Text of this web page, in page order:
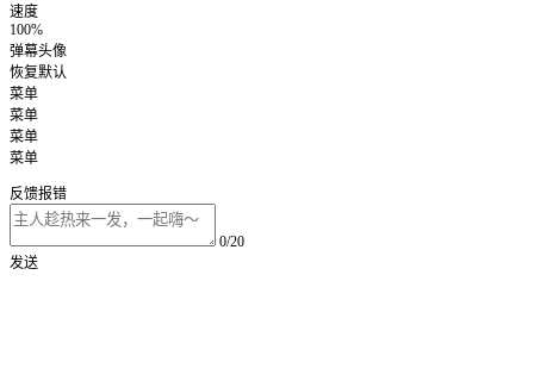
速度
100%
弹幕头像
恢复默认
菜单
菜单
菜单
菜单
反馈报错
0/20
发送